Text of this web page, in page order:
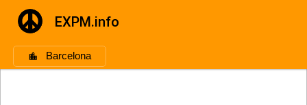
EXPM.info
Barcelona